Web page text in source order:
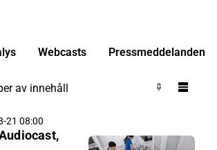
Webcasts Pressmeddelanden
av innehåll
21 08:00